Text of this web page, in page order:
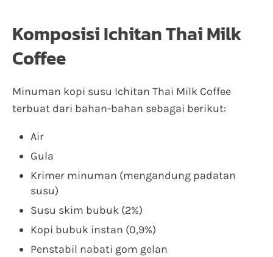
Komposisi Ichitan Thai Milk
Coffee
Minuman kopi susu Ichitan Thai Milk Coffee
terbuat dari bahan-bahan sebagai berikut:
Air
Gula
Krimer minuman (mengandung padatan
susu)
Susu skim bubuk (2%)
Kopi bubuk instan (0,9%)
Penstabil nabati gom gelan